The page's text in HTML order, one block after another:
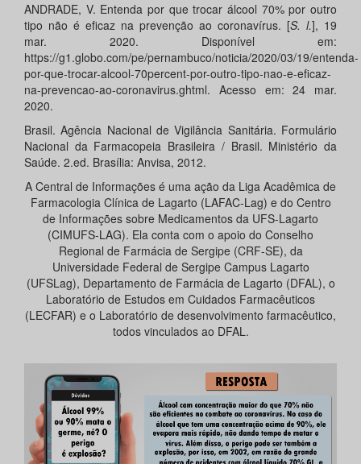
ANDRADE, V. Entenda por que trocar álcool 70% por outro
tipo não é eficaz na prevenção ao coronavírus. [S. l.], 19
mar. 2020. Disponível em:
https://g1.globo.com/pe/pernambuco/noticia/2020/03/19/entenda-
por-que-trocar-alcool-70percent-por-outro-tipo-nao-e-eficaz-
na-prevencao-ao-coronavirus.ghtml. Acesso em: 24 mar.
2020.
Brasil. Agência Nacional de Vigilância Sanitária. Formulário
Nacional da Farmacopeia Brasileira / Brasil. Ministério da
Saúde. 2.ed. Brasília: Anvisa, 2012.
A Central de Informações é uma ação da Liga Acadêmica de
Farmacologia Clínica de Lagarto (LAFAC-Lag) e do Centro
de Informações sobre Medicamentos da UFS-Lagarto
(CIMUFS-LAG). Ela conta com o apoio do Conselho
Regional de Farmácia de Sergipe (CRF-SE), da
Universidade Federal de Sergipe Campus Lagarto
(UFSLag), Departamento de Farmácia de Lagarto (DFAL), o
Laboratório de Estudos em Cuidados Farmacêuticos
(LECFAR) e o Laboratório de desenvolvimento farmacêutico,
todos vinculados ao DFAL.